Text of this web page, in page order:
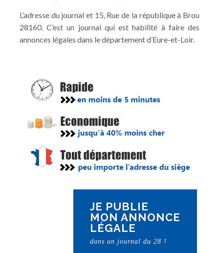
L’adresse du journal et 15, Rue de la république à Brou
28160. C’est un journal qui est habilité à faire des
annonces légales dans le département d’Eure-et-Loir.
JE PUBLIE
MON ANNONCE
LÉGALE
dans un journal du 28 !